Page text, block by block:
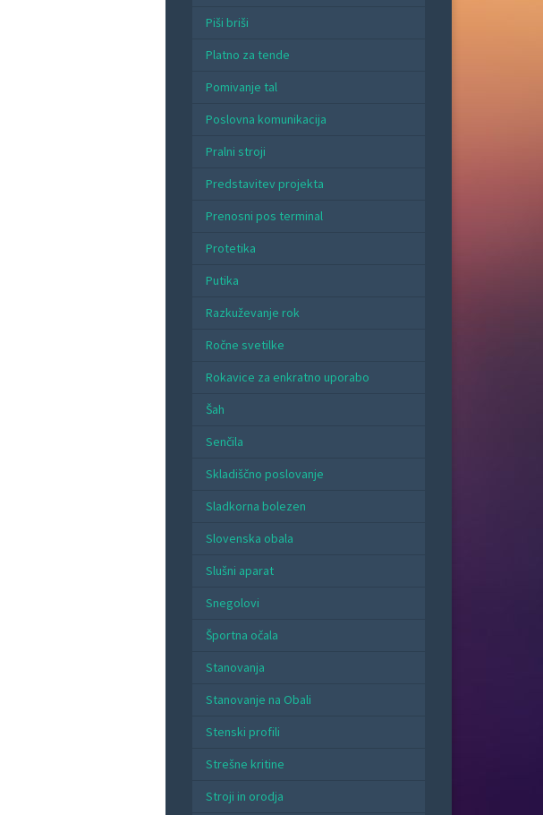
Piši briši
Platno za tende
Pomivanje tal
Poslovna komunikacija
Pralni stroji
Predstavitev projekta
Prenosni pos terminal
Protetika
Putika
Razkuževanje rok
Ročne svetilke
Rokavice za enkratno uporabo
Šah
Senčila
Skladiščno poslovanje
Sladkorna bolezen
Slovenska obala
Slušni aparat
Snegolovi
Športna očala
Stanovanja
Stanovanje na Obali
Stenski profili
Strešne kritine
Stroji in orodja